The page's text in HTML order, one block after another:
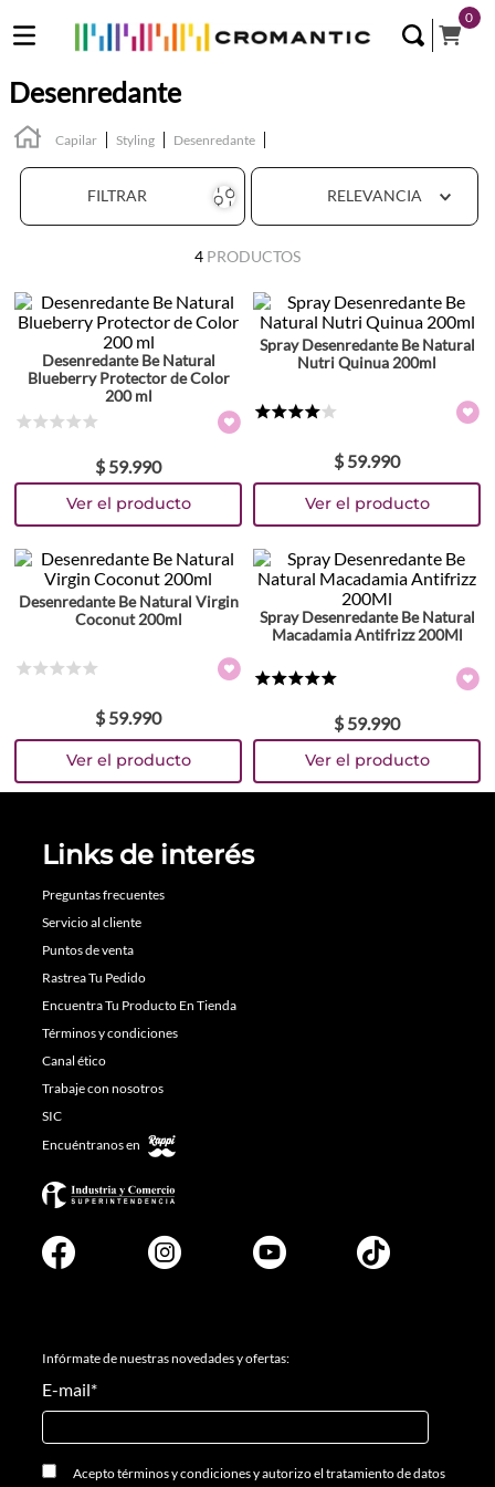
0
Desenredante
Capilar Styling Desenredante
FILTRAR RELEVANCIA
4 PRODUCTOS
Desenredante Be Natural
Blueberry Protector de Color
200 ml
$ 59.990
Spray Desenredante Be Natural
Nutri Quinua 200ml
$ 59.990
Desenredante Be Natural Virgin
Coconut 200ml
$ 59.990
Spray Desenredante Be Natural
Macadamia Antifrizz 200Ml
$ 59.990
Links de interés
Preguntas frecuentes
Servicio al cliente
Puntos de venta
Rastrea Tu Pedido
Encuentra Tu Producto En Tienda
Términos y condiciones
Canal ético
Trabaje con nosotros
SIC
Encuéntranos en
Infórmate de nuestras novedades y ofertas:
E-mail*
Aceptotérminos y condicionesyautorizo el tratamiento de datos